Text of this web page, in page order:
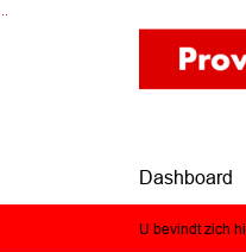
Ga naar de inhoud van deze
Ga naar het zoeken
Ga naar het menu
Dashboard
U bevindt zich